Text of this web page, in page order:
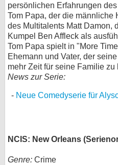
persönlichen Erfahrungen
Tom Papa, der die männliche
des Multitalents Matt Damon,
Kumpel Ben Affleck als
Tom Papa spielt in "More
Ehemann und Vater, der
mehr Zeit für seine Familie zu
News zur Serie:
Neue Comedyserie für
NCIS: New Orleans
Genre: Crime